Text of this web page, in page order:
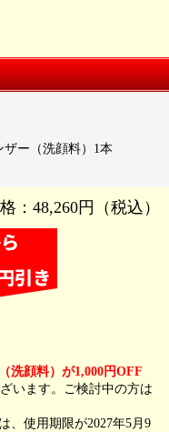
ー（洗顔料）1本
：48,260円（税込）
洗顔料）が1,000円OFF
います。ご検討中の方は
、使用期限が2027年5月9